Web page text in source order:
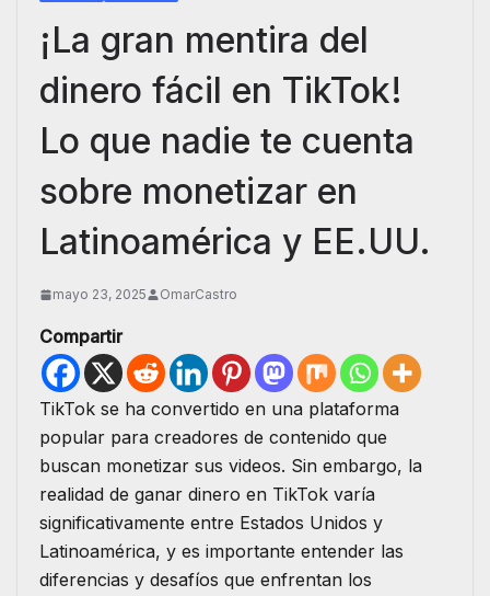
¡La gran mentira del
dinero fácil en TikTok!
Lo que nadie te cuenta
sobre monetizar en
Latinoamérica y EE.UU.
mayo 23, 2025 OmarCastro
Compartir
TikTok se ha convertido en una plataforma
popular para creadores de contenido que
buscan monetizar sus videos. Sin embargo, la
realidad de ganar dinero en TikTok varía
significativamente entre Estados Unidos y
Latinoamérica, y es importante entender las
diferencias y desafíos que enfrentan los